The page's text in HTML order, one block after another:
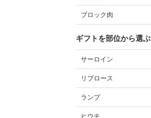
ブロック肉
ギフトを部位から選ぶ
サーロイン
リブロース
ランプ
ヒウチ